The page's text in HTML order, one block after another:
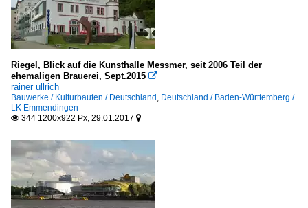
Riegel, Blick auf die Kunsthalle Messmer, seit 2006 Teil der
ehemaligen Brauerei, Sept.2015 
rainer ullrich
Bauwerke / Kulturbauten / Deutschland , Deutschland / Baden-Württemberg /
LK Emmendingen
 344 1200x922 Px, 29.01.2017 